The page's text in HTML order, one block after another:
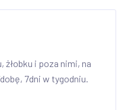
żłobku i poza nimi, na
7dni w tygodniu.